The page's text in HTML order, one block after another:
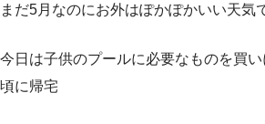
まだ5月なのにお外はぽかぽかいい天気
今日は子供のプールに必要なものを買
頃に帰宅